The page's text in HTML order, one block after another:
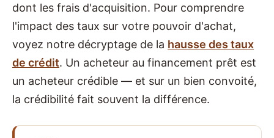
dont les frais d'acquisition. Pour comprendre
l'impact des taux sur votre pouvoir d'achat,
voyez notre décryptage de la hausse des taux
de crédit. Un acheteur au financement prêt est
un acheteur crédible — et sur un bien convoité,
la crédibilité fait souvent la différence.